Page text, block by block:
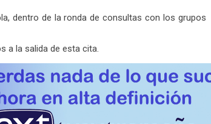
dentro de la ronda de consultas con los grupos
a la salida de esta cita.